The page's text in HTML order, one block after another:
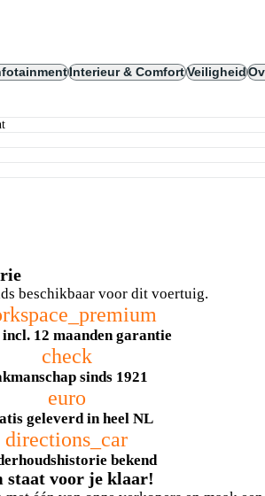
Interieur & ComfortVeiligheid
beschikbaar voor dit voertuig.
12 maanden garantie
check
sinds 1921
euro
geleverd in heel NL
directions_car
bekend
staat voor je klaar!